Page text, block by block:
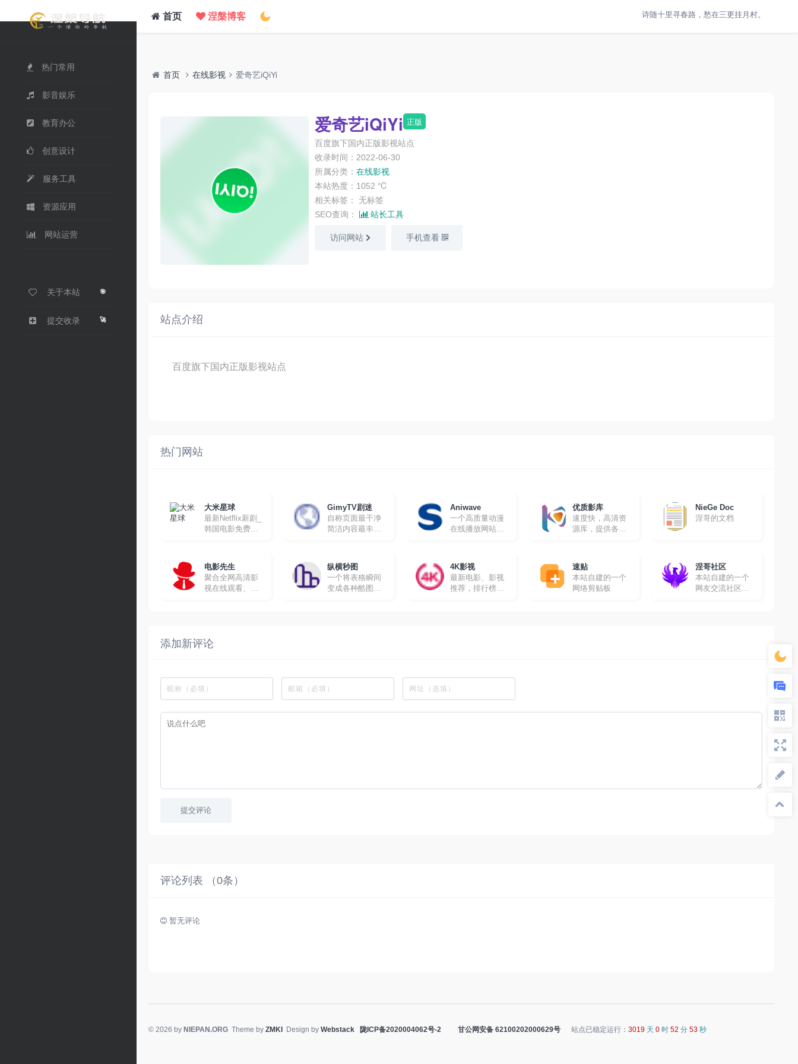
热门常用
影音娱乐
教育办公
创意设计
服务工具
资源应用
网站运营
关于本站 🎯
提交收录 🚀
首页 涅槃博客 诗随十里寻春路，愁在三更挂月村。
首页 在线影视 爱奇艺iQiYi
爱奇艺iQiYi 正版
百度旗下国内正版影视站点
收录时间：2022-06-30
所属分类： 在线影视
本站热度：1052 ℃
相关标签： 无标签
SEO查询：
站长工具
访问网站 手机查看
站点介绍
百度旗下国内正版影视站点
热门网站
大米星球
最新Netflix新剧_
韩国电影免费在
GimyTV剧迷
自称页面最干净
简洁内容最丰富
Aniwave
一个高质量动漫
在线播放网站，
想要学习英文的
朋友。
优质影库
速度快，高清资
源库，提供各种
NieGe Doc
涅哥的文档
电影先生
聚合全网高清影
视在线观看、下
纵横秒图
一个将表格瞬间
变成各种酷图的
4K影视
最新电影、影视
推荐，排行榜、
速贴
本站自建的一个
网络剪贴板
涅哥社区
本站自建的一个
网友交流社区，
添加新评论
提交评论
评论列表 （0条）
暂无评论
© 2026 by NIEPAN.ORG Theme by ZMKI Design by Webstack 陇ICP备2020004062号-2 甘公网安备 62100202000629号 站点已稳定运行： 3019 天 0 时 52 分 53 秒